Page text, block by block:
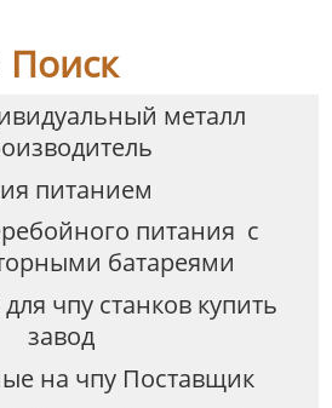
Поиск
металл
питанием
питания с
батареями
чпу станков купить
завод
на чпу Поставщик